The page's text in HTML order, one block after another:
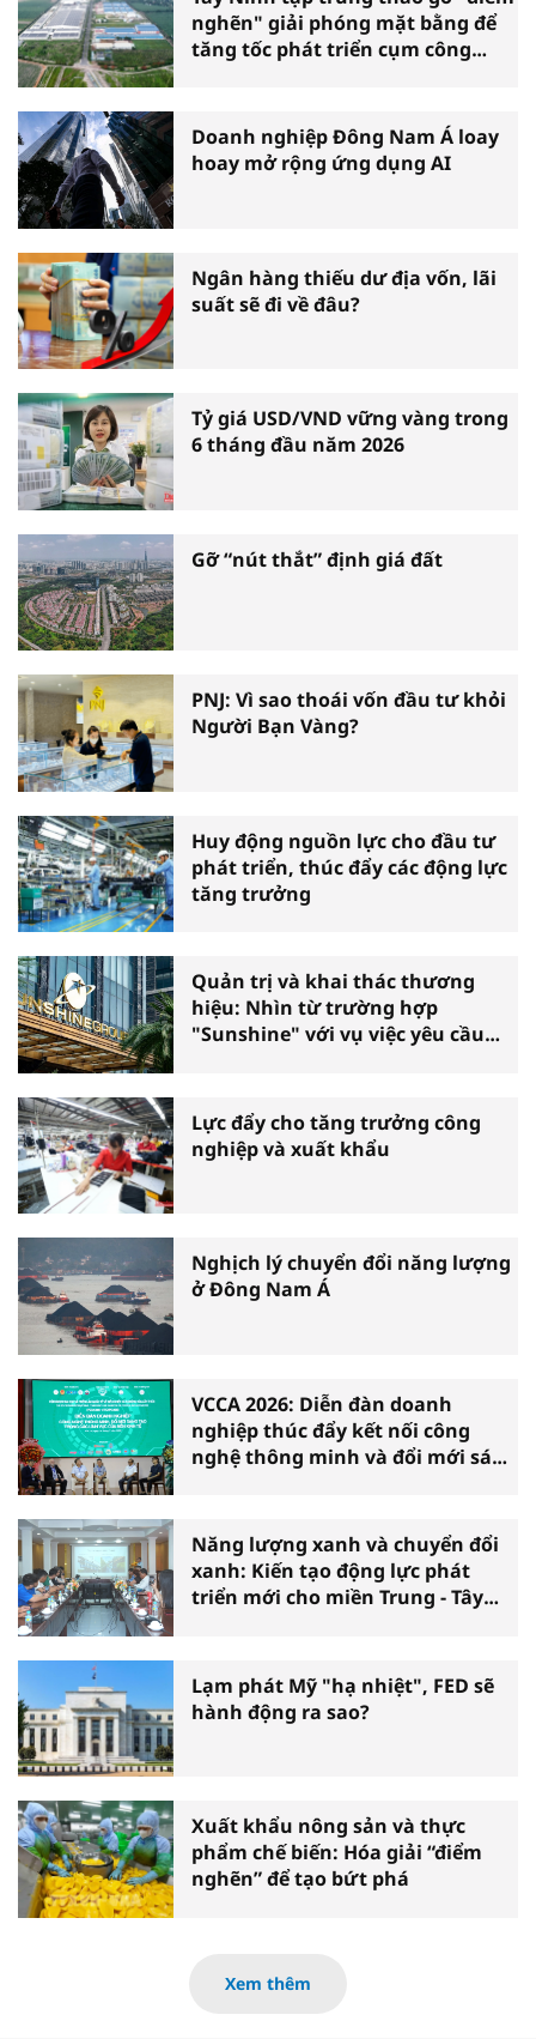
nghẽn" giải phóng mặt bằng để
tăng tốc phát triển cụm công
Doanh nghiệp Đông Nam Á loay
hoay mở rộng ứng dụng AI
Ngân hàng thiếu dư địa vốn, lãi
suất sẽ đi về đâu?
Tỷ giá USD/VND vững vàng trong
6 tháng đầu năm 2026
Gỡ “nút thắt” định giá đất
PNJ: Vì sao thoái vốn đầu tư khỏi
Người Bạn Vàng?
Huy động nguồn lực cho đầu tư
phát triển, thúc đẩy các động lực
tăng trưởng
Quản trị và khai thác thương
hiệu: Nhìn từ trường hợp
"Sunshine" với vụ việc yêu cầu
Lực đẩy cho tăng trưởng công
nghiệp và xuất khẩu
Nghịch lý chuyển đổi năng lượng
ở Đông Nam Á
VCCA 2026: Diễn đàn doanh
nghiệp thúc đẩy kết nối công
nghệ thông minh và đổi mới sáng
Năng lượng xanh và chuyển đổi
xanh: Kiến tạo động lực phát
triển mới cho miền Trung - Tây
Lạm phát Mỹ "hạ nhiệt", FED sẽ
hành động ra sao?
Xuất khẩu nông sản và thực
phẩm chế biến: Hóa giải “điểm
nghẽn” để tạo bứt phá
Xem thêm